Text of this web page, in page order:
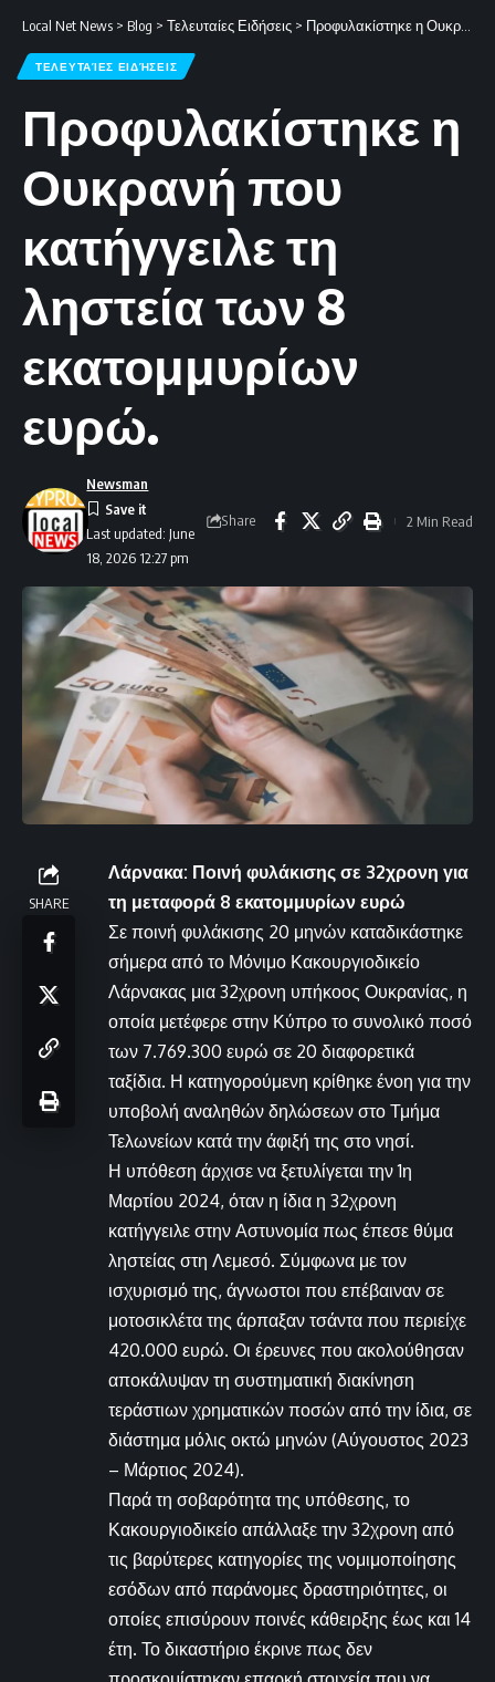
Local Net News > Blog > Τελευταίες Ειδήσεις > Προφυλακίστηκε η Ουκρανή που κατήγγειλε τη ληστεία των 8 εκατομμυρίων ευρώ.
ΤΕΛΕΥΤΑΊΕΣ ΕΙΔΉΣΕΙΣ
Προφυλακίστηκε η
Ουκρανή που
κατήγγειλε τη
ληστεία των 8
εκατομμυρίων
ευρώ.
Last updated: June
18, 2026 12:27 pm
Newsman
Share 2 Min Read
SHARE
Λάρνακα: Ποινή φυλάκισης σε 32χρονη για
τη μεταφορά 8 εκατομμυρίων ευρώ
Σε ποινή φυλάκισης 20 μηνών καταδικάστηκε
σήμερα από το Μόνιμο Κακουργιοδικείο
Λάρνακας μια 32χρονη υπήκοος Ουκρανίας, η
οποία μετέφερε στην Κύπρο το συνολικό ποσό
των 7.769.300 ευρώ σε 20 διαφορετικά
ταξίδια. Η κατηγορούμενη κρίθηκε ένοη για την
υποβολή αναληθών δηλώσεων στο Τμήμα
Τελωνείων κατά την άφιξή της στο νησί.
Η υπόθεση άρχισε να ξετυλίγεται την 1η
Μαρτίου 2024, όταν η ίδια η 32χρονη
κατήγγειλε στην Αστυνομία πως έπεσε θύμα
ληστείας στη Λεμεσό. Σύμφωνα με τον
ισχυρισμό της, άγνωστοι που επέβαιναν σε
μοτοσικλέτα της άρπαξαν τσάντα που περιείχε
420.000 ευρώ. Οι έρευνες που ακολούθησαν
αποκάλυψαν τη συστηματική διακίνηση
τεράστιων χρηματικών ποσών από την ίδια, σε
διάστημα μόλις οκτώ μηνών (Αύγουστος 2023
– Μάρτιος 2024).
Παρά τη σοβαρότητα της υπόθεσης, το
Κακουργιοδικείο απάλλαξε την 32χρονη από
τις βαρύτερες κατηγορίες της νομιμοποίησης
εσόδων από παράνομες δραστηριότητες, οι
οποίες επισύρουν ποινές κάθειρξης έως και 14
έτη. Το δικαστήριο έκρινε πως δεν